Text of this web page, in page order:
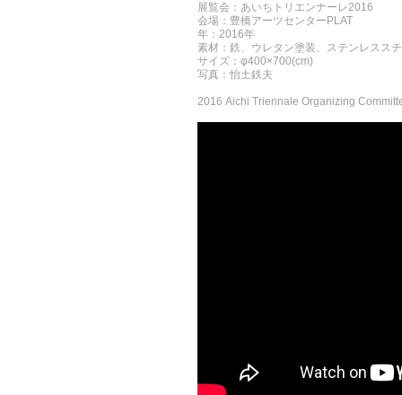
展覧会：あいちトリエンナーレ2016
会場：豊橋アーツセンターPLAT
年：2016年
素材：鉄、ウレタン塗装、ステンレスス
サイズ：φ400×700(cm)
写真：怡土鉄夫
2016 Aichi Triennale Organizing